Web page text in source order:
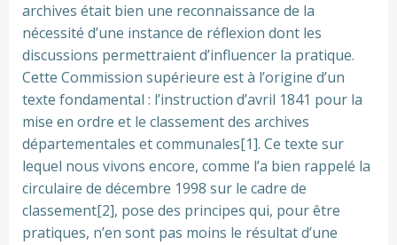
archives était bien une reconnaissance de la
nécessité d’une instance de réflexion dont les
discussions permettraient d’influencer la pratique.
Cette Commission supérieure est à l’origine d’un
texte fondamental : l’instruction d’avril 1841 pour la
mise en ordre et le classement des archives
départementales et communales[1]. Ce texte sur
lequel nous vivons encore, comme l’a bien rappelé la
circulaire de décembre 1998 sur le cadre de
classement[2], pose des principes qui, pour être
pratiques, n’en sont pas moins le résultat d’une